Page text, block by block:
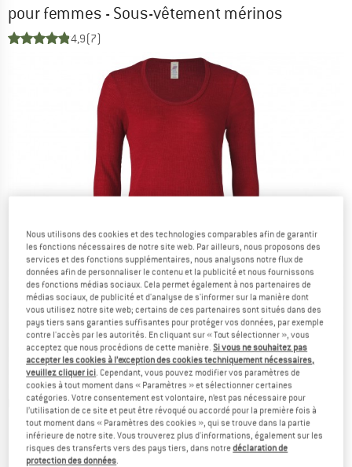
pour femmes - Sous-vêtement mérinos
4,9(7)
Photos détaillées
Nous utilisons des cookies et des technologies comparables afin de garantir
les fonctions nécessaires de notre site web. Par ailleurs, nous proposons des
services et des fonctions supplémentaires, nous analysons notre flux de
données afin de personnaliser le contenu et la publicité et nous fournissons
des fonctions médias sociaux. Cela permet également à nos partenaires de
médias sociaux, de publicité et d'analyse de s'informer sur la manière dont
vous utilisez notre site web; certains de ces partenaires sont situés dans des
pays tiers sans garanties suffisantes pour protéger vos données, par exemple
contre l'accès par les autorités. En cliquant sur « Tout sélectionner », vous
acceptez que nous procédions de cette manière.Si vous ne souhaitez pas
accepter les cookies à l’exception des cookies techniquement nécessaires,
veuillez cliquer ici. Cependant, vous pouvez modifier vos paramètres de
cookies à tout moment dans « Paramètres » et sélectionner certaines
catégories. Votre consentement est volontaire, n’est pas nécessaire pour
l’utilisation de ce site et peut être révoqué ou accordé pour la première fois à
tout moment dans « Paramètres des cookies », qui se trouve dans la partie
inférieure de notre site. Vous trouverez plus d'informations, également sur les
risques des transferts vers des pays tiers, dans notredéclaration de
protection des données.